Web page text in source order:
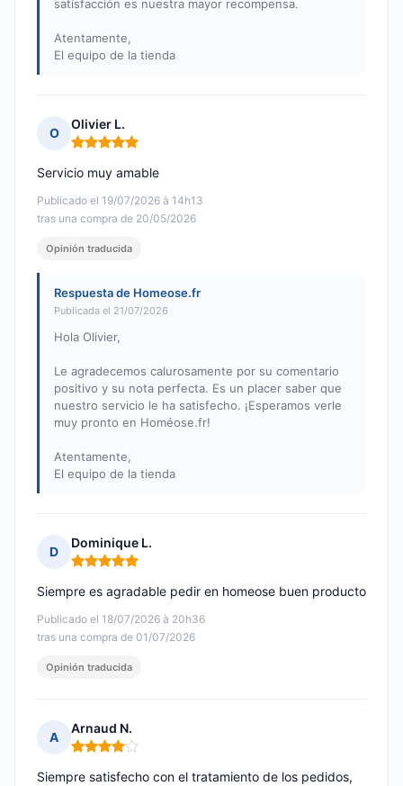
satisfacción es nuestra mayor recompensa.
Atentamente,
El equipo de la tienda
O
Olivier L.
Nota: 5 de 5
Publicado el 19/07/2026 à 14h13
tras una compra de 20/05/2026
Servicio muy amable
Opinión traducida
Respuesta de Homeose.fr
Publicada el 21/07/2026
Hola Olivier,
Le agradecemos calurosamente por su comentario
positivo y su nota perfecta. Es un placer saber que
nuestro servicio le ha satisfecho. ¡Esperamos verle
muy pronto en Homéose.fr!
Atentamente,
El equipo de la tienda
D
Dominique L.
Nota: 5 de 5
Publicado el 18/07/2026 à 20h36
tras una compra de 01/07/2026
Siempre es agradable pedir en homeose buen producto
Opinión traducida
A
Arnaud N.
Nota: 4 de 5
Siempre satisfecho con el tratamiento de los pedidos,